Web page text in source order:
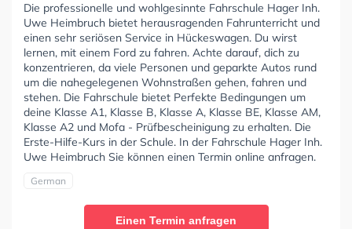
Die professionelle und wohlgesinnte Fahrschule Hager Inh.
Uwe Heimbruch bietet herausragenden Fahrunterricht und
einen sehr seriösen Service in Hückeswagen. Du wirst
lernen, mit einem Ford zu fahren. Achte darauf, dich zu
konzentrieren, da viele Personen und geparkte Autos rund
um die nahegelegenen Wohnstraßen gehen, fahren und
stehen. Die Fahrschule bietet Perfekte Bedingungen um
deine Klasse A1, Klasse B, Klasse A, Klasse BE, Klasse AM,
Klasse A2 und Mofa - Prüfbescheinigung zu erhalten. Die
Erste-Hilfe-Kurs in der Schule. In der Fahrschule Hager Inh.
Uwe Heimbruch Sie können einen Termin online anfragen.
German
Einen Termin anfragen